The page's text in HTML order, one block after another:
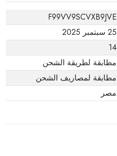
F99VV9SCVXB9JVE
25 سبتمبر 2025
14
مطابقة لطريقة الشحن
مطابقة لمصاريف الشحن
مصر